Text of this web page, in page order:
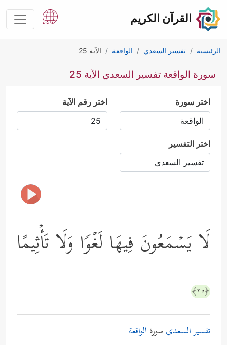
القرآن الكريم
الرئيسية تفسير السعدي الواقعة الآية 25
سورة الواقعة تفسير السعدي الآية 25
اختر سورة اختر رقم الآية
اختر التفسير
لَا یَسۡمَعُونَ فِیهَا لَغۡوࣰا وَلَا تَأۡثِیمًا
﴿٢٥﴾
تفسير السعدي سورة الواقعة